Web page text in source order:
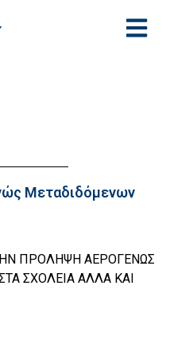
Μεταδιδόμενων
ΠΡΟΛΗΨΗ ΑΕΡΟΓΕΝΩΣ
ΣΧΟΛΕΙΑ ΑΛΛΑ ΚΑΙ